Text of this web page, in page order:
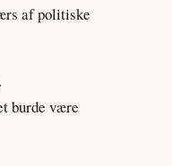
af politiske
burde være